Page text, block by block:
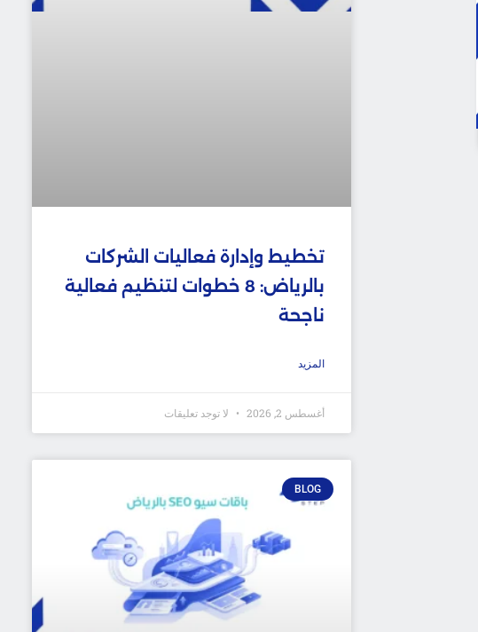
تخطيط وإدارة فعاليات الشركات
بالرياض: 8 خطوات لتنظيم فعالية
ناجحة
المزيد
أغسطس 2, 2026 لا توجد تعليقات
BLOG